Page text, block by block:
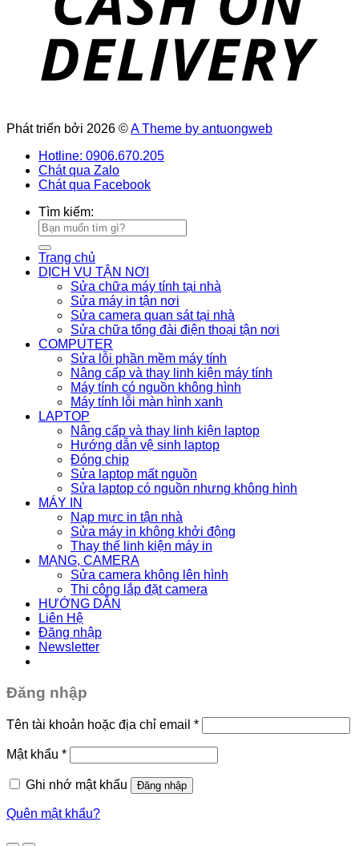
Phát triển bởi 2026 ©A Theme by antuongweb
Hotline: 0906.670.205
Chát qua Zalo
Chát qua Facebook
Tìm kiếm:
Trang chủ
DỊCH VỤ TẬN NƠI
Sửa chữa máy tính tại nhà
Sửa máy in tận nơi
Sửa camera quan sát tại nhà
Sửa chữa tổng đài điện thoại tận nơi
COMPUTER
Sửa lỗi phần mềm máy tính
Nâng cấp và thay linh kiện máy tính
Máy tính có nguồn không hình
Máy tính lỗi màn hình xanh
LAPTOP
Nâng cấp và thay linh kiện laptop
Hướng dẫn vệ sinh laptop
Đóng chip
Sửa laptop mất nguồn
Sửa laptop có nguồn nhưng không hình
MÁY IN
Nạp mực in tận nhà
Sửa máy in không khởi động
Thay thế linh kiện máy in
MẠNG, CAMERA
Sửa camera không lên hình
Thi công lắp đặt camera
HƯỚNG DẪN
Liên Hệ
Đăng nhập
Newsletter
Đăng nhập
Tên tài khoản hoặc địa chỉ email *
Mật khẩu *
Ghi nhớ mật khẩu Đăng nhập
Quên mật khẩu?